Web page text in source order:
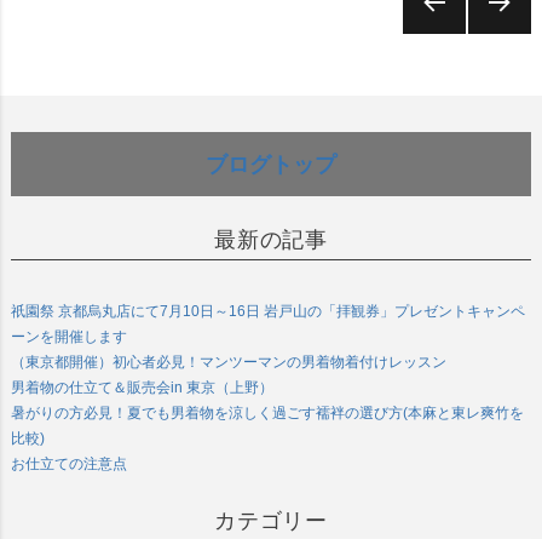
ブログトップ
最新の記事
祇園祭 京都烏丸店にて7月10日～16日 岩戸山の「拝観券」プレゼントキャンペ
ーンを開催します
（東京都開催）初心者必見！マンツーマンの男着物着付けレッスン
男着物の仕立て＆販売会in 東京（上野）
暑がりの方必見！夏でも男着物を涼しく過ごす襦袢の選び方(本麻と東レ爽竹を
比較)
お仕立ての注意点
カテゴリー